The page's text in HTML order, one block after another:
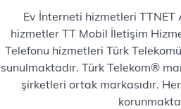
Ev İnterneti hizmetleri TTNET
hizmetler TT Mobil İletişim
Telefonu hizmetleri Türk
sunulmaktadır. Türk Telekom®
şirketleri ortak markasıdır.